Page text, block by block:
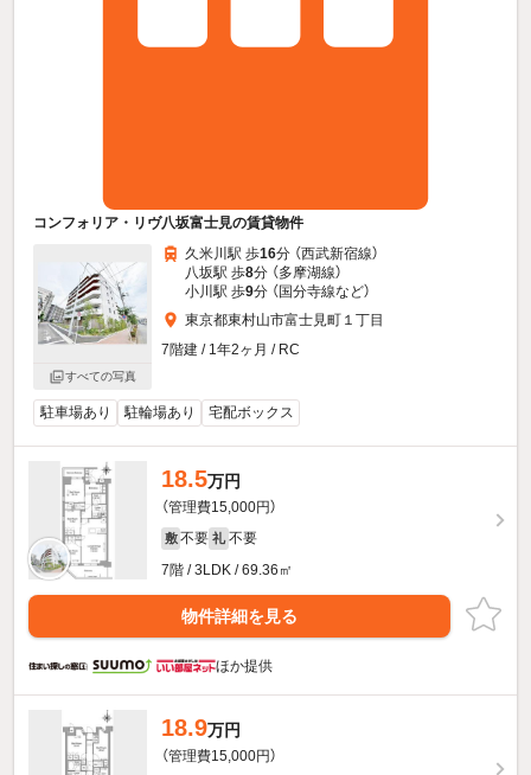
コンフォリア・リヴ八坂富士見の賃貸物件
すべての写真
久米川駅 歩16分 （西武新宿線）
八坂駅 歩8分 （多摩湖線）
小川駅 歩9分 （国分寺線など）
東京都東村山市富士見町１丁目
7階建 / 1年2ヶ月 / RC
駐車場あり 駐輪場あり 宅配ボックス
18.5万円
（管理費15,000円）
敷 不要 礼 不要
7階 / 3LDK / 69.36㎡
物件詳細を見る
ほか提供
18.9万円
（管理費15,000円）